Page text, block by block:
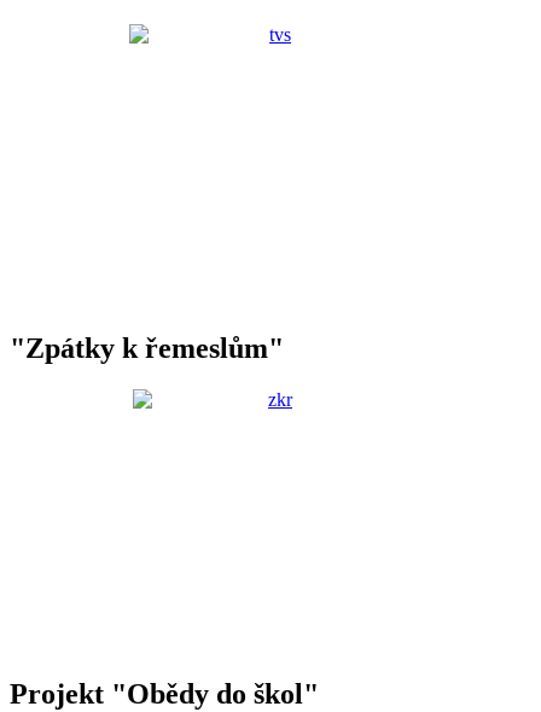
"Zpátky k řemeslům"
Projekt "Obědy do škol"